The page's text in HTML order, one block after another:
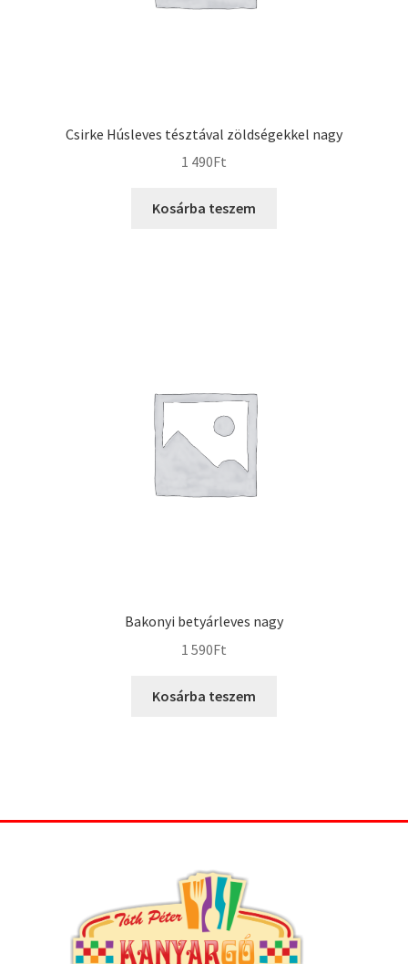
Csirke Húsleves tésztával zöldségekkel nagy
1 490Ft
Kosárba teszem
Bakonyi betyárleves nagy
1 590Ft
Kosárba teszem